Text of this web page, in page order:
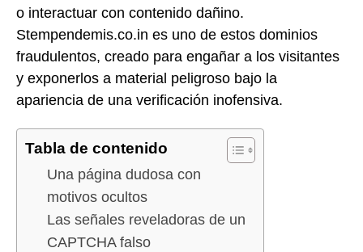
o interactuar con contenido dañino.
Stempendemis.co.in es uno de estos dominios
fraudulentos, creado para engañar a los visitantes
y exponerlos a material peligroso bajo la
apariencia de una verificación inofensiva.
Tabla de contenido
Una página dudosa con
motivos ocultos
Las señales reveladoras de un
CAPTCHA falso